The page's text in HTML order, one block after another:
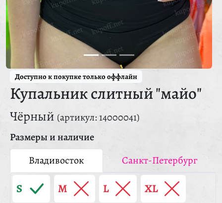
Доступно к покупке только оффлайн
Купальник слитный "майо"
Чёрный (артикул: 14000041)
Размеры и наличие
Владивосток
Санкт-Петербург
S M L XL